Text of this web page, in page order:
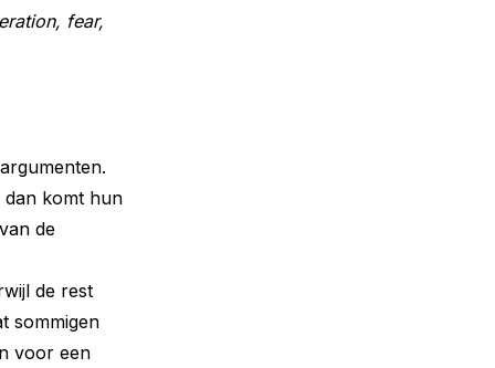
fear,
dan komt hun
de
de rest
sommigen
voor een